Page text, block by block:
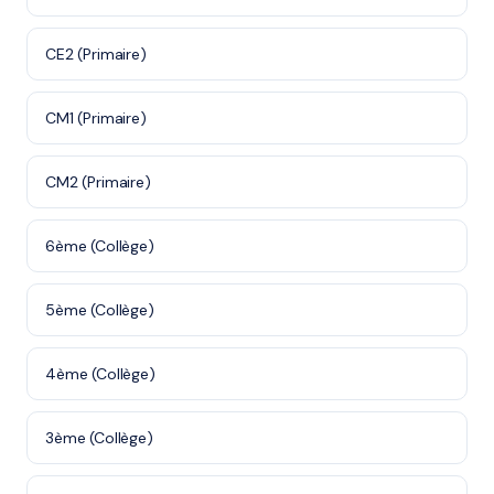
CE2 (Primaire)
CM1 (Primaire)
CM2 (Primaire)
6ème (Collège)
5ème (Collège)
4ème (Collège)
3ème (Collège)